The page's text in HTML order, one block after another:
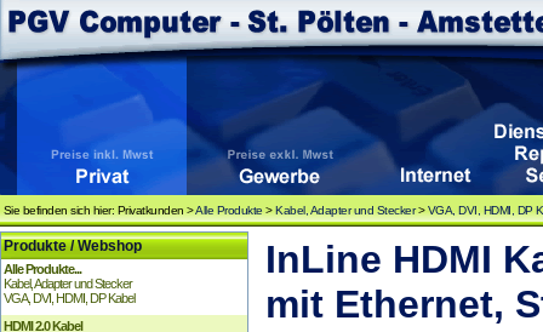
Sie befinden sich hier: Privatkunden >Alle Produkte >Kabel, Adapter und Stecker>VGA, DVI, HDMI, DP
Produkte / Webshop
Alle Produkte...
Kabel, Adapter und Stecker
VGA, DVI, HDMI, DP Kabel
HDMI 2.0 Kabel
InLine HDMI
mit Ethernet,